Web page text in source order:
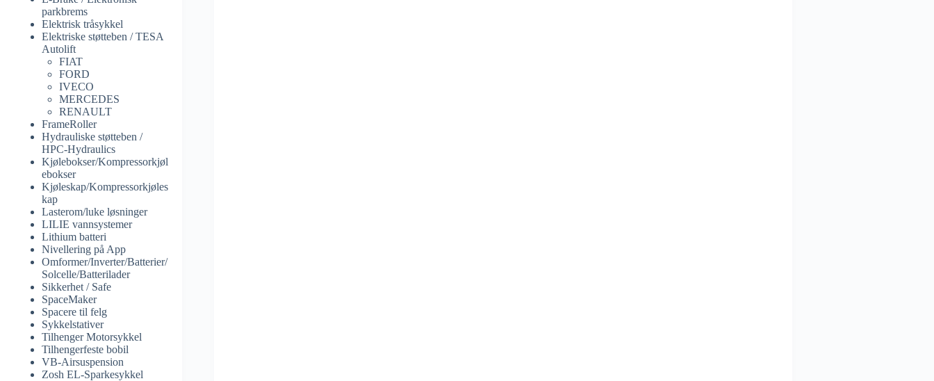
parkbrems
Elektrisk tråsykkel
Elektriske støtteben / TESA
Autolift
FIAT
FORD
IVECO
MERCEDES
RENAULT
FrameRoller
Hydrauliske støtteben /
HPC-Hydraulics
Kjølebokser/Kompressorkjøl
ebokser
Kjøleskap/Kompressorkjøles
kap
Lasterom/luke løsninger
LILIE vannsystemer
Lithium batteri
Nivellering på App
Omformer/Inverter/Batterier/
Solcelle/Batterilader
Sikkerhet / Safe
SpaceMaker
Spacere til felg
Sykkelstativer
Tilhenger Motorsykkel
Tilhengerfeste bobil
VB-Airsuspension
Zosh EL-Sparkesykkel